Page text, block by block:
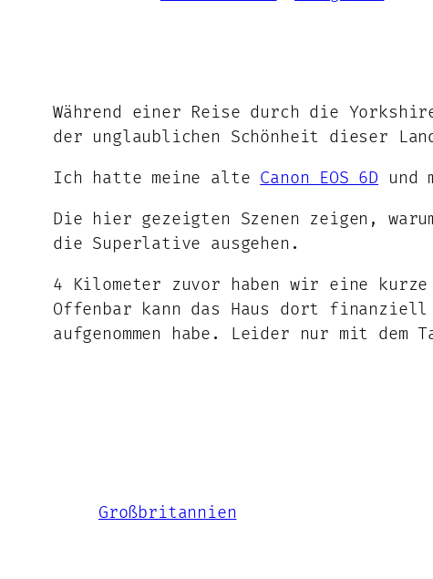
Während einer Reise durch die
der unglaublichen Schönheit dieser
Ich hatte meine alte Canon EOS 6D und
Die hier gezeigten Szenen zeigen,
die Superlative ausgehen.
4 Kilometer zuvor haben wir eine
Offenbar kann das Haus dort
aufgenommen habe. Leider nur mit dem
Großbritannien